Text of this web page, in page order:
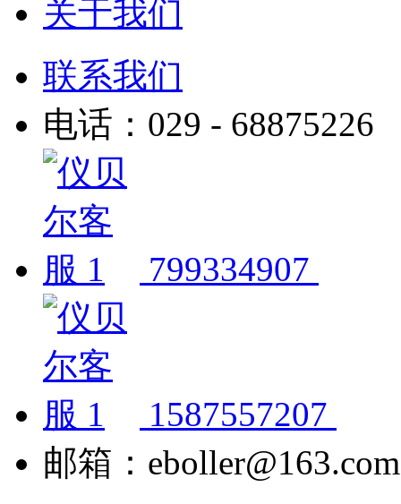
关于我们
联系我们
电话：029 - 68875226
799334907
1587557207
邮箱：eboller@163.com